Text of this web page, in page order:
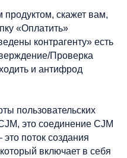
скажет вам,
«Оплатить»
контрагенту» есть
Проверка
и антифрод
пользовательских
это соединение CJM
поток создания
включает в себя